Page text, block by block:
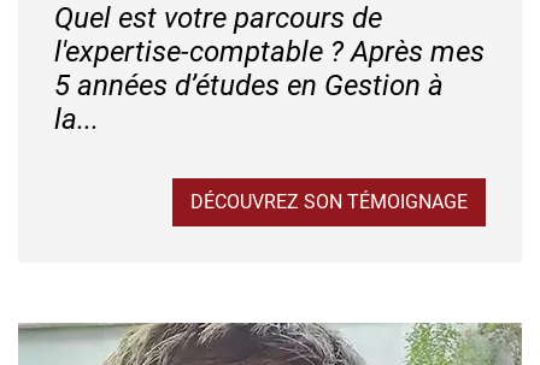
Quel est votre parcours de
l'expertise-comptable ? Après mes
5 années d’études en Gestion à
la...
DÉCOUVREZ SON TÉMOIGNAGE